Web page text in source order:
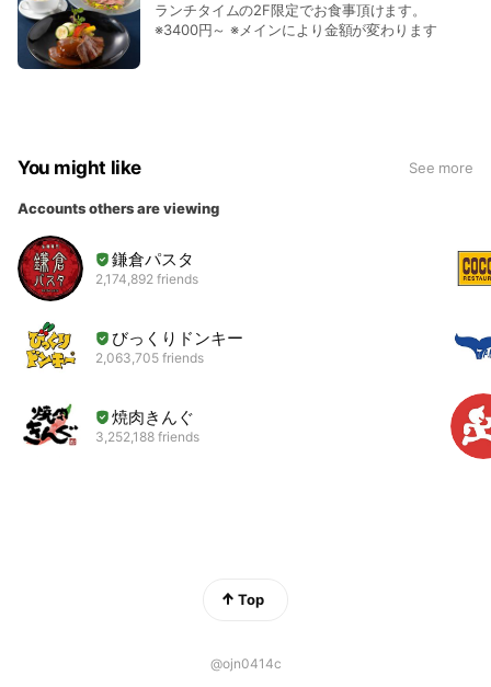
ランチタイムの2F限定でお食事頂けます。
※3400円～ ※メインにより金額が変わります
You might like See more
Accounts others are viewing
鎌倉パスタ
2,174,892 friends
びっくりドンキー
2,063,705 friends
焼肉きんぐ
3,252,188 friends
Top
@ojn0414c